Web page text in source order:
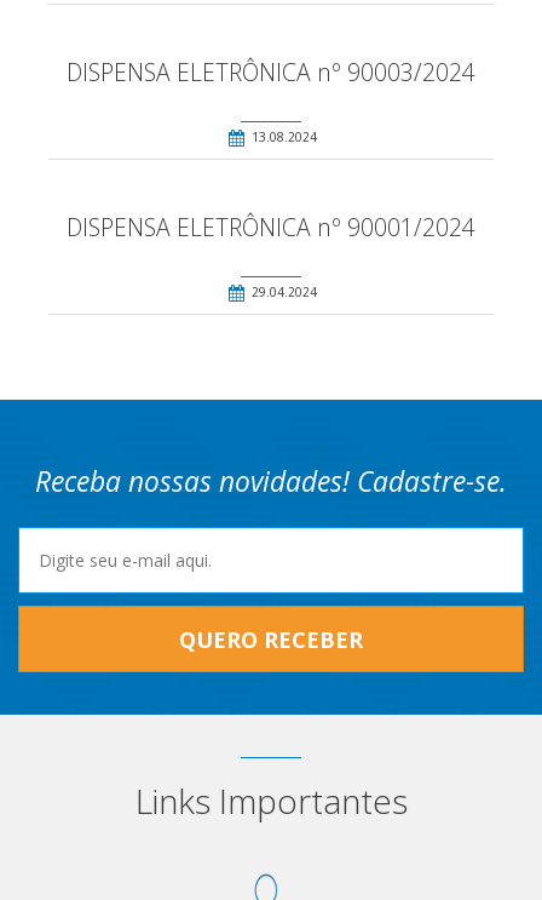
DISPENSA ELETRÔNICA nº 90003/2024
13.08.2024
DISPENSA ELETRÔNICA nº 90001/2024
29.04.2024
Receba nossas novidades! Cadastre-se.
QUERO RECEBER
Links Importantes